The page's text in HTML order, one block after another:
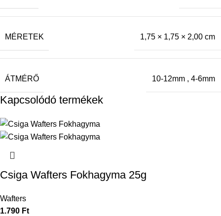
MÉRETEK 1,75 × 1,75 × 2,00 cm
ÁTMÉRŐ 10-12mm , 4-6mm
Kapcsolódó termékek
Csiga Wafters Fokhagyma 25g
Wafters
1.790 Ft